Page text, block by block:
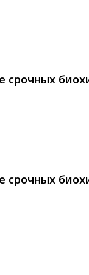
срочных
срочных